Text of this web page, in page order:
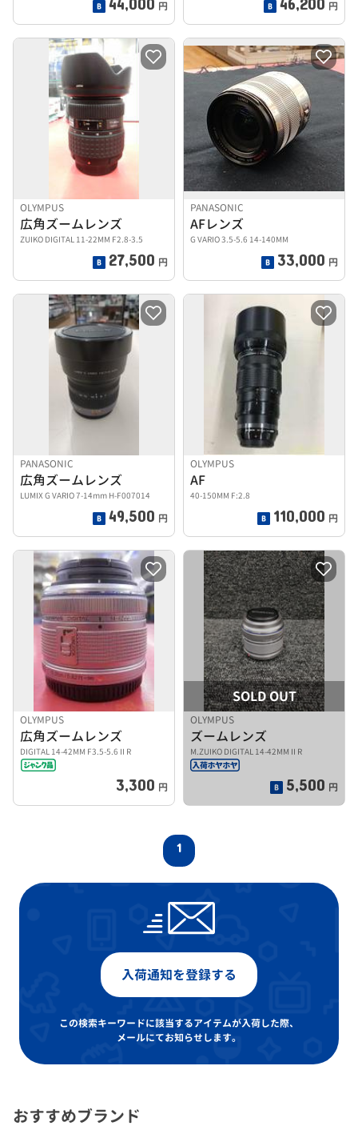
円 円
OLYMPUS
広角ズームレンズ
ZUIKO DIGITAL 11-22MM F2.8-3.5
27,500 円
PANASONIC
AFレンズ
G VARIO 3.5-5.6 14-140MM
33,000 円
PANASONIC
広角ズームレンズ
LUMIX G VARIO 7-14mm H-F007014
49,500 円
OLYMPUS
AF
40-150MM F:2.8
110,000 円
OLYMPUS
広角ズームレンズ
DIGITAL 14-42MM F3.5-5.6 II R
3,300 円
SOLD OUT
OLYMPUS
ズームレンズ
M.ZUIKO DIGITAL 14-42MM II R
5,500 円
1
入荷通知を登録する
この検索キーワードに該当するアイテムが入荷した際、
メールにてお知らせします。
おすすめブランド